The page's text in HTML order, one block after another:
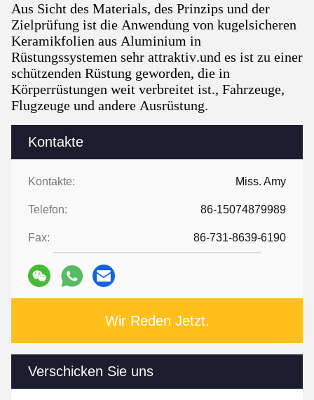
Kontakte
Kontakte: Miss. Amy
Telefon: 86-15074879989
Fax: 86-731-8639-6190
Wir Reden Jetzt.
Verschicken Sie uns
Aus Sicht des Materials, des Prinzips und der
Zielprüfung ist die Anwendung von kugelsicheren
Keramikfolien aus Aluminium in
Rüstungssystemen sehr attraktiv.und es ist zu einer
schützenden Rüstung geworden, die in
Körperrüstungen weit verbreitet ist., Fahrzeuge,
Flugzeuge und andere Ausrüstung.